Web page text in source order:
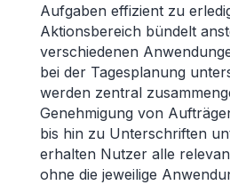
Aufgaben effizient zu
Aktionsbereich bündelt
verschiedenen
bei der Tagesplanung
werden zentral
Genehmigung von Auftr
bis hin zu Unterschriften
erhalten Nutzer alle
ohne die jeweilige